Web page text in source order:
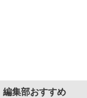
編集部おすすめ